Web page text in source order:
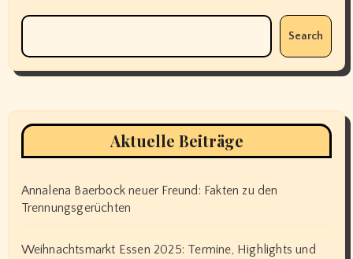
Search
Aktuelle Beiträge
Annalena Baerbock neuer Freund: Fakten zu den
Trennungsgerüchten
Weihnachtsmarkt Essen 2025: Termine, Highlights und